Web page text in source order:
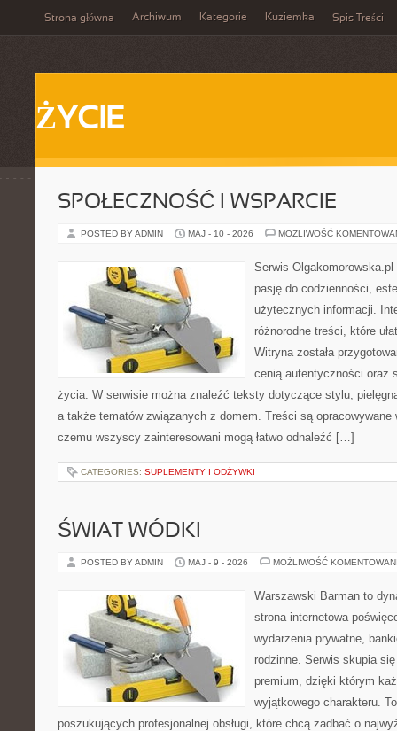
Strona główna Archiwum Kategorie Kuziemka Spis Treści
ŻYCIE
SPOŁECZNOŚĆ I WSPARCIE
POSTED BY ADMIN MAJ - 10 - 2026 MOŻLIWOŚĆ
Serwis
pasję do codzienności,
użytecznych informacji.
różnorodne treści, które
Witryna została
cenią autentyczności oraz
życia. W serwisie można znaleźć teksty dotyczące stylu,
a także tematów związanych z domem. Treści są
czemu wszyscy zainteresowani mogą łatwo odnaleźć […]
CATEGORIES: SUPLEMENTY I ODŻYWKI
ŚWIAT WÓDKI
POSTED BY ADMIN MAJ - 9 - 2026 MOŻLIWOŚĆ
Warszawski Barman to
strona internetowa
wydarzenia prywatne,
rodzinne. Serwis skupia
premium, dzięki którym
wyjątkowego charakteru.
poszukujących profesjonalnej obsługi, które chcą zadbać o